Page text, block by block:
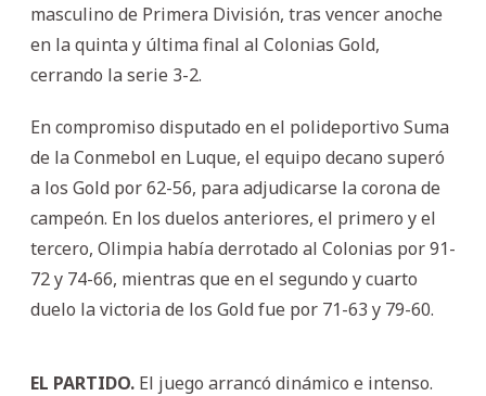
masculino de Primera División, tras vencer anoche
en la quinta y última final al Colonias Gold,
cerrando la serie 3-2.
En compromiso disputado en el polideportivo Suma
de la Conmebol en Luque, el equipo decano superó
a los Gold por 62-56, para adjudicarse la corona de
campeón. En los duelos anteriores, el primero y el
tercero, Olimpia había derrotado al Colonias por 91-
72 y 74-66, mientras que en el segundo y cuarto
duelo la victoria de los Gold fue por 71-63 y 79-60.
EL PARTIDO. El juego arrancó dinámico e intenso.